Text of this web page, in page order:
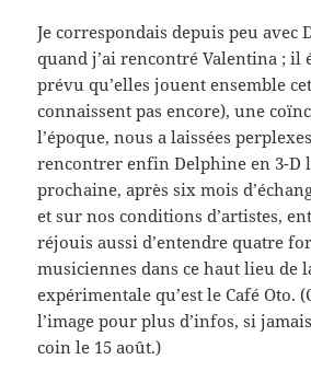
Je correspondais depuis peu avec
quand j’ai rencontré Valentina ; il
prévu qu’elles jouent ensemble
connaissent pas encore), une
l’époque, nous a laissées
rencontrer enfin Delphine en 3-D
prochaine, après six mois
et sur nos conditions d’artistes,
réjouis aussi d’entendre quatre
musiciennes dans ce haut lieu de
expérimentale qu’est le Café Oto.
l’image pour plus d’infos, si
coin le 15 août.)